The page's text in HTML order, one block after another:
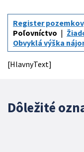
Register
Poľovníctvo
Obvyklá výška
[HlavnyText]
Dôležité